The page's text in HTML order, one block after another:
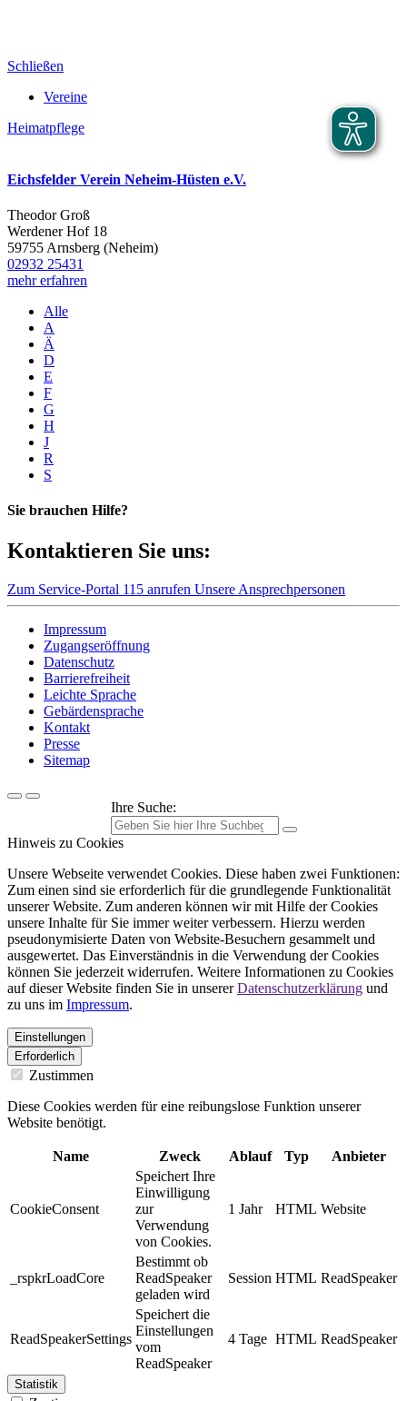
Schließen
Vereine
Heimatpflege
Eichsfelder Verein Neheim-Hüsten e.V.
Theodor Groß
Werdener Hof 18
59755 Arnsberg (Neheim)
02932 25431
mehr erfahren
Alle
A
Ä
D
E
F
G
H
J
R
S
Sie brauchen Hilfe?
Kontaktieren Sie uns:
Zum Service-Portal 115 anrufen Unsere Ansprechpersonen
Impressum
Zugangseröffnung
Datenschutz
Barrierefreiheit
Leichte Sprache
Gebärdensprache
Kontakt
Presse
Sitemap
Ihre Suche:
Hinweis zu Cookies
Unsere Webseite verwendet Cookies. Diese haben zwei Funktionen:
Zum einen sind sie erforderlich für die grundlegende Funktionalität
unserer Website. Zum anderen können wir mit Hilfe der Cookies
unsere Inhalte für Sie immer weiter verbessern. Hierzu werden
pseudonymisierte Daten von Website-Besuchern gesammelt und
ausgewertet. Das Einverständnis in die Verwendung der Cookies
können Sie jederzeit widerrufen. Weitere Informationen zu Cookies
auf dieser Website finden Sie in unsererDatenschutzerklärung und
zu uns im Impressum.
Einstellungen
Erforderlich
Zustimmen
Diese Cookies werden für eine reibungslose Funktion unserer
Website benötigt.
Name Zweck Ablauf Typ Anbieter
CookieConsent
Speichert Ihre
Einwilligung
zur
Verwendung
von Cookies.
1 Jahr HTML Website
_rspkrLoadCore
Bestimmt ob
ReadSpeaker
geladen wird
Session HTML ReadSpeaker
ReadSpeakerSettings
Speichert die
Einstellungen
vom
ReadSpeaker
4 Tage HTML ReadSpeaker
Statistik